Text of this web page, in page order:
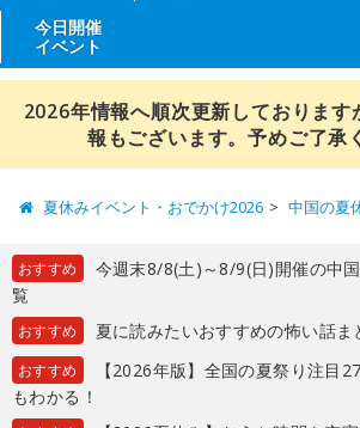
今日開催
イベント
2026年情報へ順次更新しております
報もございます。予めご了承
夏休みイベント・おでかけ2026 中国の夏
おすすめ
今週末8/8(土)～8/9(日)開催の中
覧
おすすめ 夏に読みたいおすすめの怖い話ま
おすすめ
【2026年版】全国の夏祭り注目
もわかる！